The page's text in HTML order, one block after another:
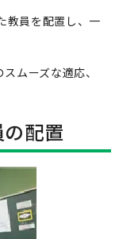
教員を配置し、一
ムーズな適応、
配置